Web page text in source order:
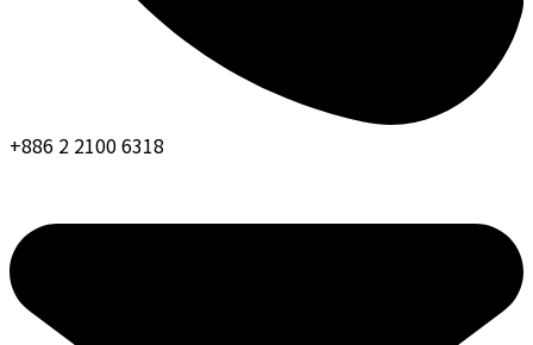
+886 2 2100 6318